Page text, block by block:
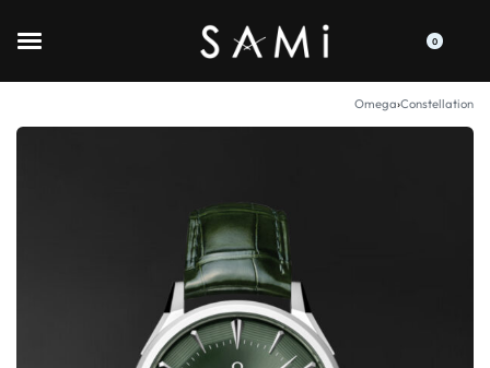
0
Omega›Constellation